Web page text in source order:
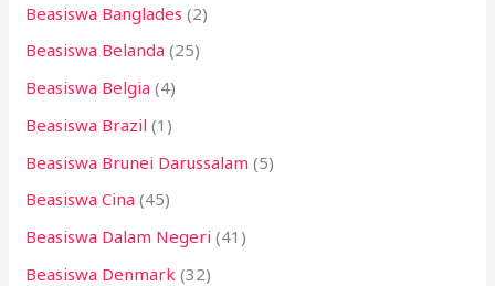
Beasiswa Banglades (2)
Beasiswa Belanda (25)
Beasiswa Belgia (4)
Beasiswa Brazil (1)
Beasiswa Brunei Darussalam (5)
Beasiswa Cina (45)
Beasiswa Dalam Negeri (41)
Beasiswa Denmark (32)